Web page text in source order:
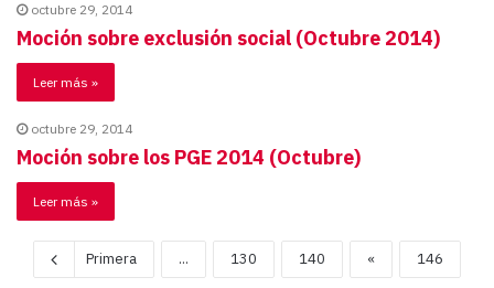
octubre 29, 2014
Moción sobre exclusión social (Octubre 2014)
Leer más »
octubre 29, 2014
Moción sobre los PGE 2014 (Octubre)
Leer más »
Primera ... 130 140 « 146